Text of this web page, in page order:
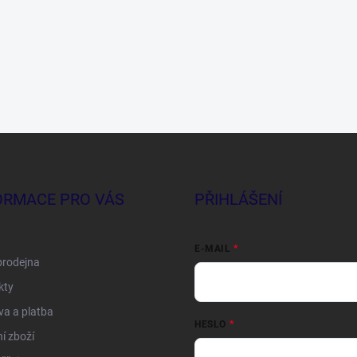
PRO VÁS
a platba
zboží
PŘIHLÁŠENÍ
E-MAIL
HESLO